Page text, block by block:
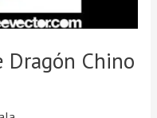
Dragón Chino